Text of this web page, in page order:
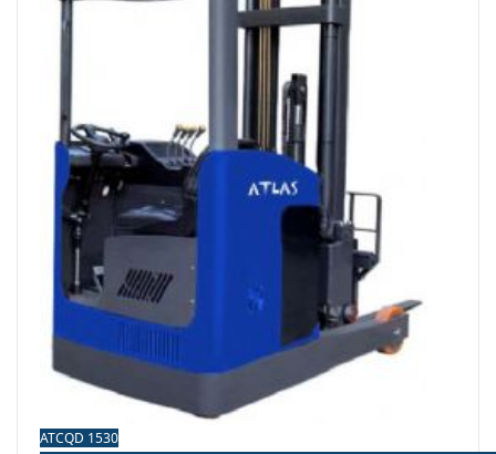
ATCQD 1530